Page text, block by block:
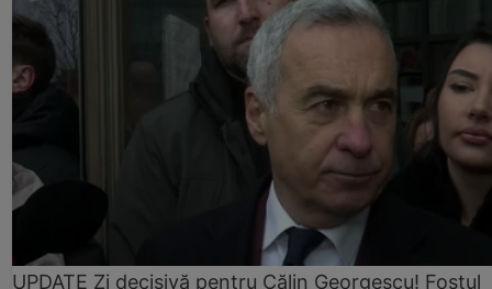
UPDATE Zi decisivă pentru Călin Georgescu! Fostul